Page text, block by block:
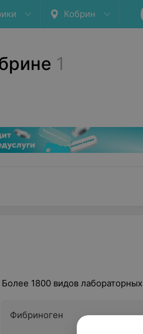
Кобрин
1
Более 1800 видов
Фибриноген